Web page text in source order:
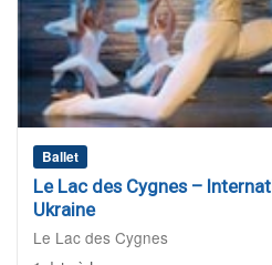
Ballet
Le Lac des Cygnes –
Ukraine
Le Lac des Cygnes